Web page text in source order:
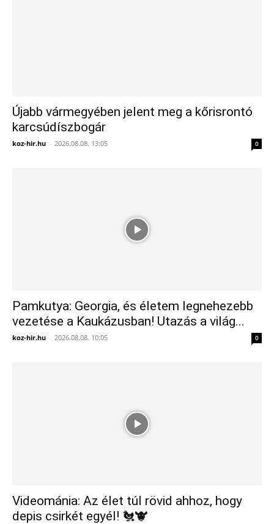
Újabb vármegyében jelent meg a kőrisrontó
karcsúdíszbogár
koz-hir.hu - 2026.08.08. 13:05 0
Pamkutya: Georgia, és életem legnehezebb
vezetése a Kaukázusban! Utazás a világ...
koz-hir.hu - 2026.08.08. 10:05 0
Videománia: Az élet túl rövid ahhoz, hogy
depis csirkét egyél! 🐔🐮